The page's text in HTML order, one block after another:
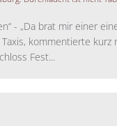
- „Da brat mir einer
kommentierte kurz
Fest...